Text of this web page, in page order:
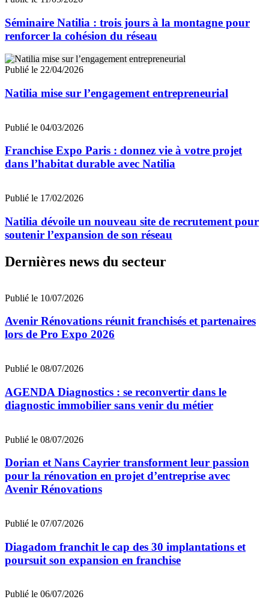
Séminaire Natilia : trois jours à la montagne pour
renforcer la cohésion du réseau
Publié le 22/04/2026
Natilia mise sur l’engagement entrepreneurial
Publié le 04/03/2026
Franchise Expo Paris : donnez vie à votre projet
dans l’habitat durable avec Natilia
Publié le 17/02/2026
Natilia dévoile un nouveau site de recrutement pour
soutenir l’expansion de son réseau
Dernières news du secteur
Publié le 10/07/2026
Avenir Rénovations réunit franchisés et partenaires
lors de Pro Expo 2026
Publié le 08/07/2026
AGENDA Diagnostics : se reconvertir dans le
diagnostic immobilier sans venir du métier
Publié le 08/07/2026
Dorian et Nans Cayrier transforment leur passion
pour la rénovation en projet d’entreprise avec
Avenir Rénovations
Publié le 07/07/2026
Diagadom franchit le cap des 30 implantations et
poursuit son expansion en franchise
Publié le 06/07/2026